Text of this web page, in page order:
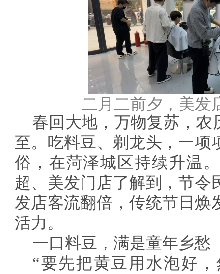
二月二前夕，美发
春回大地，万物复苏，农
至。吃料豆、剃龙头，一项
俗，在菏泽城区持续升温
超、美发门店了解到，节令
发店客流翻倍，传统节日焕
活力。
一口料豆，满是童年乡愁
“要先把黄豆用水泡好